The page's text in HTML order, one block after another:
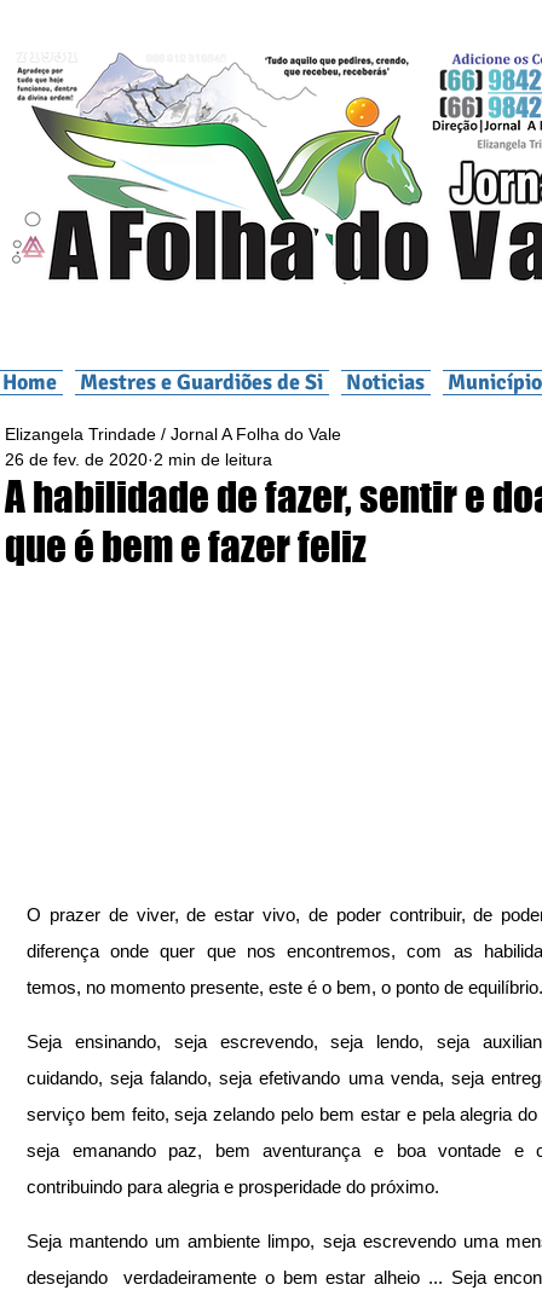
Home Mestres e Guardiões de Si Noticias
A habilidade de fazer, sentir e
que é bem e fazer feliz
Elizangela Trindade / Jornal A Folha do Vale
26 de fev. de 2020 2 min de leitura
O prazer de viver, de estar vivo, de poder contribuir, de
diferença onde quer que nos encontremos, com as
temos, no momento presente, este é o bem, o ponto de equilíbrio.
Seja ensinando, seja escrevendo, seja lendo, seja
cuidando, seja falando, seja efetivando uma venda, seja
serviço bem feito, seja zelando pelo bem estar e pela alegria
seja emanando paz, bem aventurança e boa vontade e
contribuindo para alegria e prosperidade do próximo.
Seja mantendo um ambiente limpo, seja escrevendo uma
desejando  verdadeiramente o bem estar alheio ... Seja